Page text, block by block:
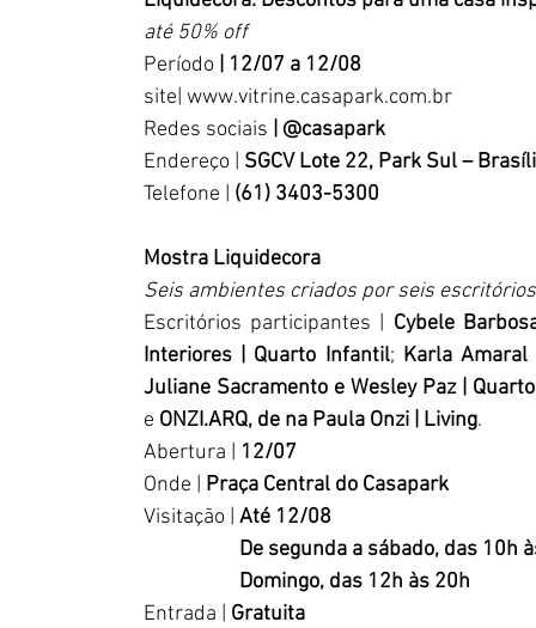
até 50% off
Período
| 12/07 a 12/08
site| www.vitrine.casapark.com.br
Redes sociais
| @casapark
Endereço | SGCV Lote 22, Park Sul –
Telefone | (61) 3403-5300
Mostra Liquidecora
Seis ambientes criados por seis
Escritórios participantes | Cybele
Interiores | Quarto Infantil; Karla Amaral
Juliane Sacramento e Wesley Paz |
e ONZI.ARQ, de na Paula Onzi | Living.
Abertura | 12/07
Onde | Praça Central do Casapark
Visitação | Até 12/08
De segunda a sábado, das 10h
Domingo, das 12h às 20h
Entrada | Gratuita